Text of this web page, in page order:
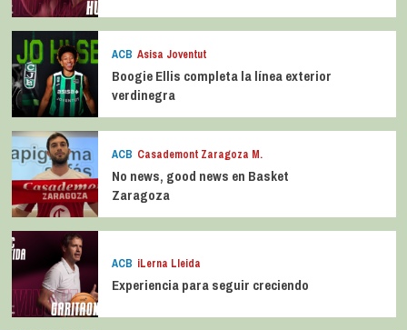
ACB Asisa Joventut
Boogie Ellis completa la línea exterior
verdinegra
ACB Casademont Zaragoza M.
No news, good news en Basket
Zaragoza
ACB iLerna Lleida
Experiencia para seguir creciendo